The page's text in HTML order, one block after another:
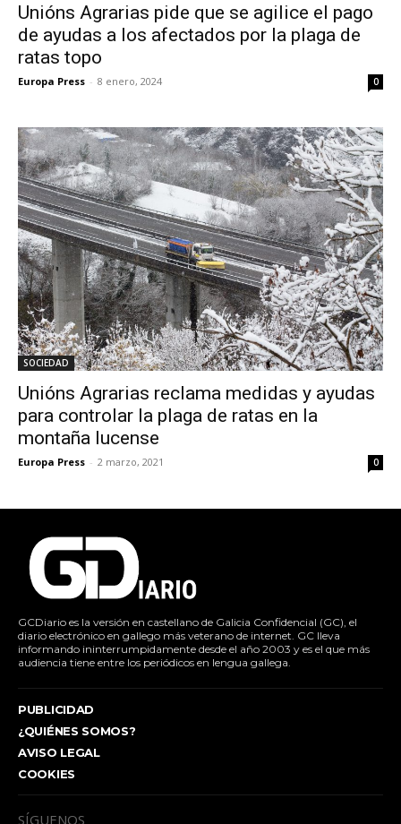
Unións Agrarias pide que se agilice el pago
de ayudas a los afectados por la plaga de
ratas topo
Europa Press - 8 enero, 2024 0
SOCIEDAD
Unións Agrarias reclama medidas y ayudas
para controlar la plaga de ratas en la
montaña lucense
Europa Press - 2 marzo, 2021 0
GCDiario es la versión en castellano de Galicia Confidencial (GC), el
diario electrónico en gallego más veterano de internet. GC lleva
informando ininterrumpidamente desde el año 2003 y es el que más
audiencia tiene entre los periódicos en lengua gallega.
PUBLICIDAD
¿QUIÉNES SOMOS?
AVISO LEGAL
COOKIES
SÍGUENOS